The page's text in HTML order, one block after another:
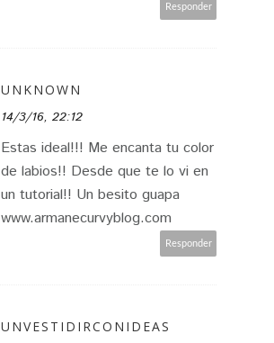
Responder
UNKNOWN
14/3/16, 22:12
Estas ideal!!! Me encanta tu color
de labios!! Desde que te lo vi en
un tutorial!! Un besito guapa
www.armanecurvyblog.com
Responder
UNVESTIDIRCONIDEAS